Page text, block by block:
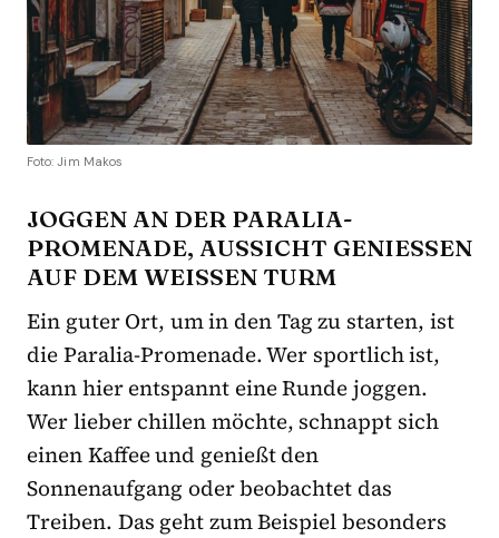
Foto: Jim Makos
JOGGEN AN DER PARALIA-
PROMENADE, AUSSICHT GENIESSEN A
UF DEM WEISSEN TURM
Ein guter Ort, um in den Tag zu starten, ist
die Paralia-Promenade. Wer sportlich ist,
kann hier entspannt eine Runde joggen.
Wer lieber chillen möchte, schnappt sich
einen Kaffee und genießt den
Sonnenaufgang oder beobachtet das
Treiben. Das geht zum Beispiel besonders